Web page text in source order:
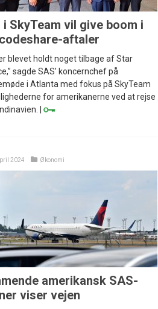
i SkyTeam vil give boom i
aftaler
blevet holdt noget tilbage af Star
sagde SAS’ koncernchef på
i Atlanta med fokus på SkyTeam
for amerikanerne ved at rejse
|
2024 Økonomi
amerikansk SAS-
viser vejen